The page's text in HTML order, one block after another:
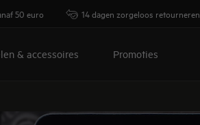
50 euro 14 dagen zorgeloos retourneren
& accessoires Promoties